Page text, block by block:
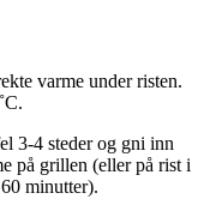
varme under risten.
3-4 steder og gni inn
på grillen (eller på rist i
minutter).